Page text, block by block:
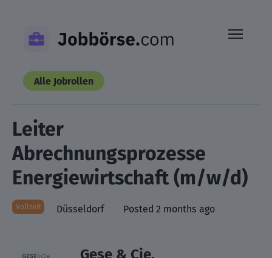
content
Alle Jobrollen
Leiter
Abrechnungsprozesse
Energiewirtschaft (m/w/d)
Vollzeit Düsseldorf Posted 2 months ago
Gese & Cie.